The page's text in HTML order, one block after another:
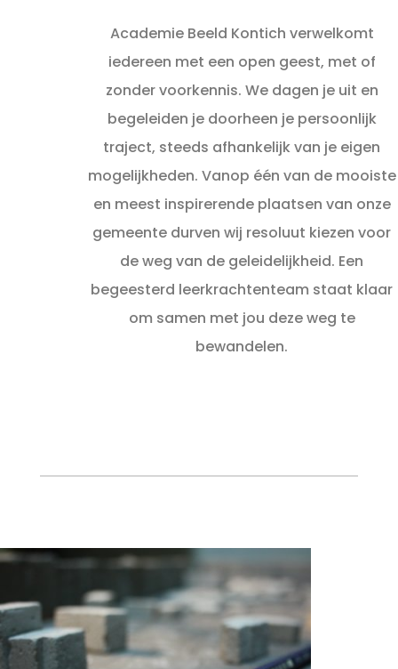
Academie Beeld Kontich verwelkomt
iedereen met een open geest, met of
zonder voorkennis. We dagen je uit en
begeleiden je doorheen je persoonlijk
traject, steeds afhankelijk van je eigen
mogelijkheden. Vanop één van de mooiste
en meest inspirerende plaatsen van onze
gemeente durven wij resoluut kiezen voor
de weg van de geleidelijkheid. Een
begeesterd leerkrachtenteam staat klaar
om samen met jou deze weg te
bewandelen.